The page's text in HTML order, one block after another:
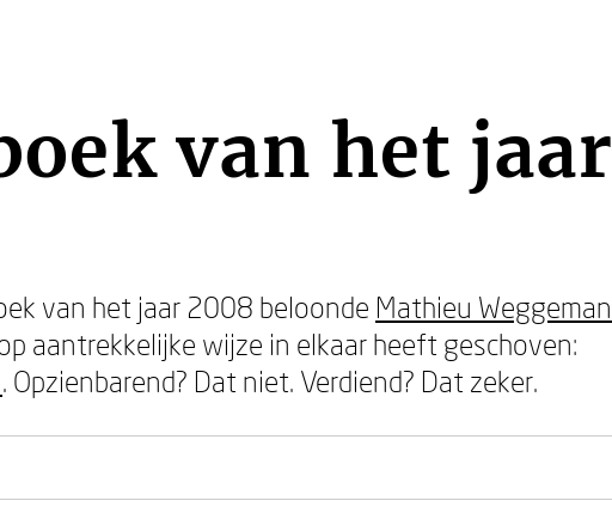
van het jaar
van het jaar 2008 beloonde Mathieu Weggeman
aantrekkelijke wijze in elkaar heeft geschoven:
. Opzienbarend? Dat niet. Verdiend? Dat zeker.